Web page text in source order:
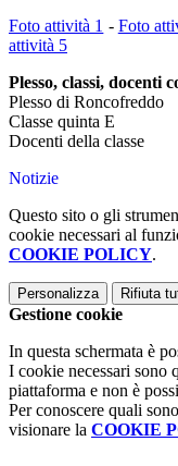
Foto attività 1 - Foto
attività 5
Plesso, classi, docenti
Plesso di Roncofreddo
Classe quinta E
Docenti della classe
Notizie
Questo sito o gli
cookie necessari al
COOKIE POLICY.
Personalizza Rifiuta
Gestione cookie
In questa schermata è
I cookie necessari sono
piattaforma e non è
Per conoscere quali
visionare la COOKIE